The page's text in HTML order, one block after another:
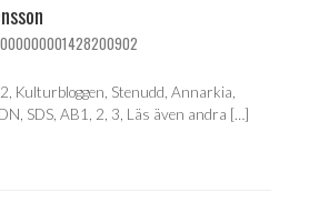
Kulturbloggen, Stenudd, Annarkia,
SDS, AB1, 2, 3, Läs även andra […]